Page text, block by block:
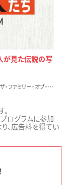
が見た伝説の写
９００万人以上が見た伝説の写真展！ルクセンブルクの至宝「ザ・ファミリー・オブ・マン」人間家族…分断の世界に写真で立ち向かった人々の思い。戦争の悲劇を忘れない
ログラムに参加
、広告料を得てい